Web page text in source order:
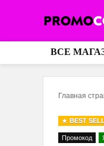
ВСЕ
Главная
BEST
Промокод